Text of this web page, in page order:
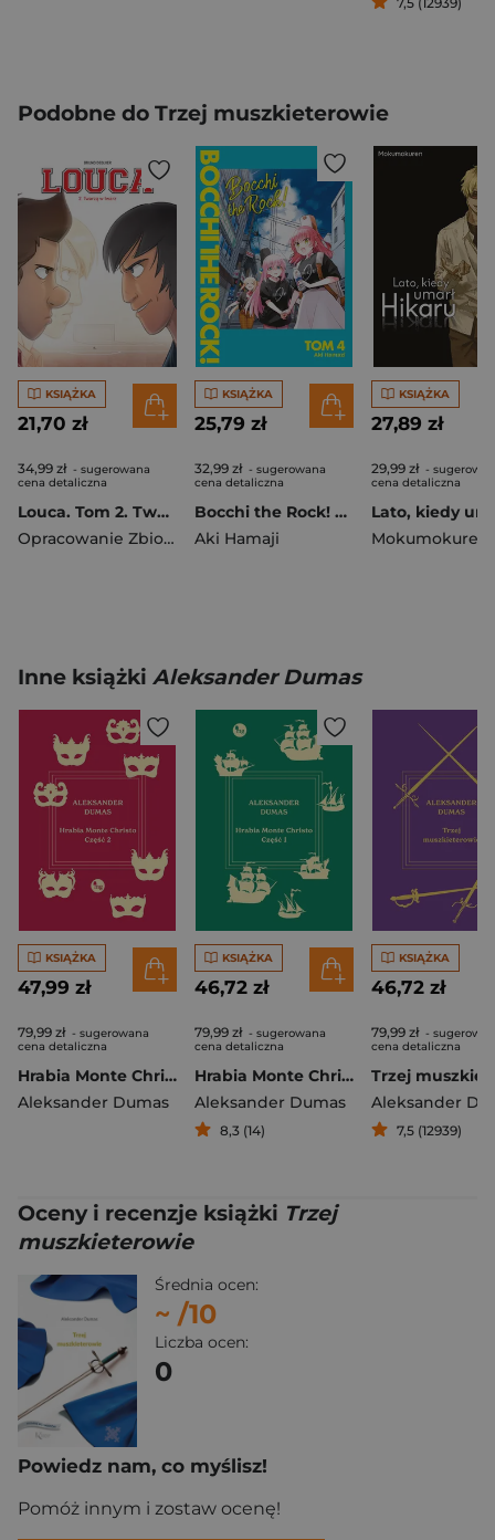
Podobne do Trzej muszkieterowie
KSIĄŻKA
21,70 zł
34,99 zł - sugerowana
cena detaliczna
Louca. Tom 2. Twarzą w twarz
Opracowanie Zbiorowe
KSIĄŻKA
25,79 zł
32,99 zł - sugerowana
cena detaliczna
Bocchi the Rock! Tom 4
Aki Hamaji
KSIĄŻKA
27,89 zł
29,99 zł -
cena detaliczna
Mokumokuren
Inne książki Aleksander Dumas
KSIĄŻKA
47,99 zł
79,99 zł - sugerowana
cena detaliczna
Hrabia Monte Christo. Tom 2
Aleksander Dumas
KSIĄŻKA
46,72 zł
79,99 zł - sugerowana
cena detaliczna
Hrabia Monte Christo. Tom 1
Aleksander Dumas
8,3 (14)
KSIĄŻKA
46,72 zł
79,99 zł -
cena detaliczna
Aleksander
7,5 (12939)
Oceny i recenzje książki Trzej
muszkieterowie
Średnia ocen:
~ /10
Liczba ocen:
0
Powiedz nam, co myślisz!
Pomóż innym i zostaw ocenę!